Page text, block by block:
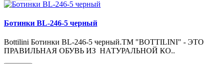
Ботинки BL-246-5 черный
Bottilini Ботинки BL-246-5 черный.ТМ "BOTTILINI" - ЭТО
ПРАВИЛЬНАЯ ОБУВЬ ИЗ НАТУРАЛЬНОЙ КО..